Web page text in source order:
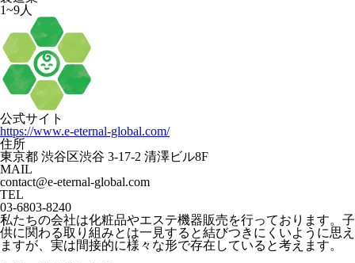
1~9人
公式サイト
https://www.e-eternal-global.com/
住所
東京都 渋谷区渋谷 3-17-2 清澤ビル8F
MAIL
contact@e-eternal-global.com
TEL
03-6803-8240
私たちの会社は化粧品やエステ機器販売を行っております。子
供に関わる取り組みとは一見すると結びつきにくいように思え
ますが、実は間接的に様々な形で存在していると考えます。